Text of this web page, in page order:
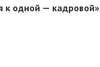
к одной — кадровой»